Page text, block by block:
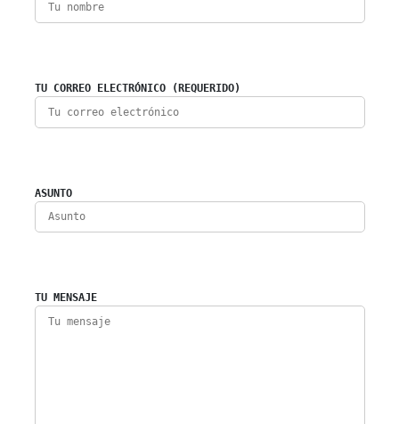
TU CORREO ELECTRÓNICO (REQUERIDO)
ASUNTO
TU MENSAJE